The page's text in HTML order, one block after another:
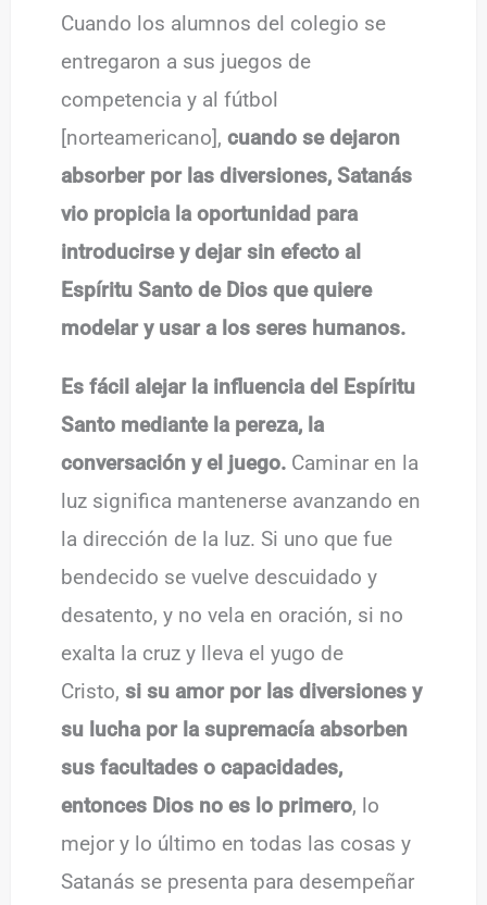
Cuando los alumnos del colegio se
entregaron a sus juegos de
competencia y al fútbol
[norteamericano],cuando se dejaron
absorber por las diversiones, Satanás
vio propicia la oportunidad para
introducirse y dejar sin efecto al
Espíritu Santo de Dios que quiere
modelar y usar a los seres humanos.
Es fácil alejar la influencia del Espíritu
Santo mediante la pereza, la
conversación y el juego. Caminar en la
luz significa mantenerse avanzando en
la dirección de la luz. Si uno que fue
bendecido se vuelve descuidado y
desatento, y no vela en oración, si no
exalta la cruz y lleva el yugo de
Cristo,si su amor por las diversiones y
su lucha por la supremacía absorben
sus facultades o capacidades,
entonces Dios no es lo primero, lo
mejor y lo último en todas las cosas y
Satanás se presenta para desempeñar